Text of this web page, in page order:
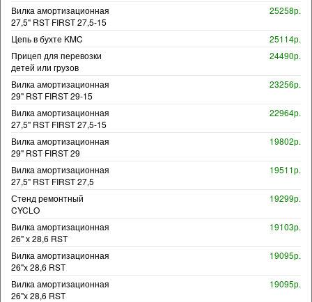
Вилка амортизационная
27,5" RST FIRST 27,5-15
25258р.
Цепь в бухте KMC
25114р.
Прицеп для перевозки
детей или грузов
24490р.
Вилка амортизационная
29" RST FIRST 29-15
23256р.
Вилка амортизационная
27,5" RST FIRST 27,5-15
22964р.
Вилка амортизационная
29" RST FIRST 29
19802р.
Вилка амортизационная
27,5" RST FIRST 27,5
19511р.
Стенд ремонтный
CYCLO
19299р.
Вилка амортизационная
26" х 28,6 RST
19103р.
Вилка амортизационная
26"х 28,6 RST
19095р.
Вилка амортизационная
26"х 28,6 RST
19095р.